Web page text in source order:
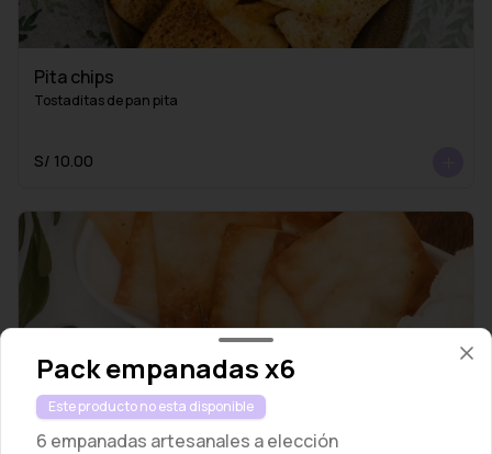
Pita chips
Tostaditas de pan pita
S/ 10.00
Wantan chips
Tostaditas crocantes de masa wantan
Pack empanadas x6
Este producto no esta disponible
6 empanadas artesanales a elección